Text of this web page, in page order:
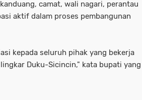
camat, wali nagari, perantau
aktif dalam proses pembangunan
kepada seluruh pihak yang bekerja
Duku-Sicincin," kata bupati yang